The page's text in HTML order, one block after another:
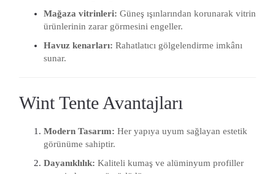
Mağaza vitrinleri: Güneş ışınlarından korunarak vitrin
ürünlerinin zarar görmesini engeller.
Havuz kenarları: Rahatlatıcı gölgelendirme imkânı
sunar.
Wint Tente Avantajları
Modern Tasarım: Her yapıya uyum sağlayan estetik
görünüme sahiptir.
Dayanıklılık: Kaliteli kumaş ve alüminyum profiller